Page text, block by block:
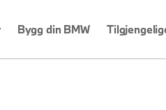
Bygg din BMW